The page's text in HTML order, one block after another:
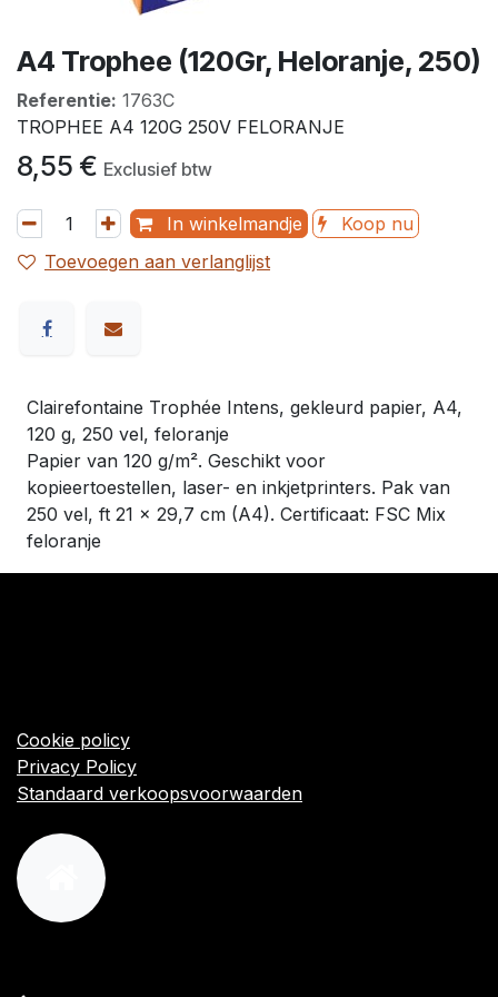
A4 Trophee (120Gr, Heloranje, 250)
Referentie: 1763C
TROPHEE A4 120G 250V FELORANJE
8,55 € Exclusief btw
In winkelmandje
Koop nu
Toevoegen aan verlanglijst
Clairefontaine Trophée Intens, gekleurd papier, A4,
120 g, 250 vel, feloranje
Papier van 120 g/m². Geschikt voor
kopieertoestellen, laser- en inkjetprinters. Pak van
250 vel, ft 21 x 29,7 cm (A4). Certificaat: FSC Mix
feloranje
Cookie policy
Privacy Policy
Standaard verkoopsvoorwaarden